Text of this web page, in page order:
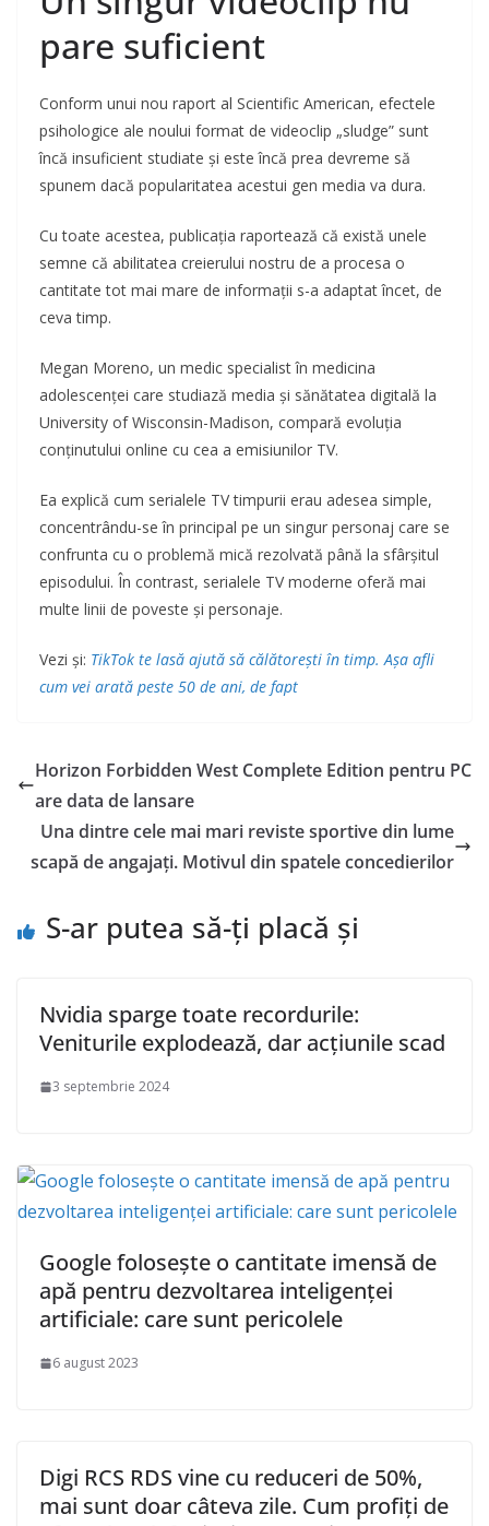
pare suficient
Conform unui nou raport al Scientific American, efectele
psihologice ale noului format de videoclip „sludge” sunt
încă insuficient studiate și este încă prea devreme să
spunem dacă popularitatea acestui gen media va dura.
Cu toate acestea, publicația raportează că există unele
semne că abilitatea creierului nostru de a procesa o
cantitate tot mai mare de informații s-a adaptat încet, de
ceva timp.
Megan Moreno, un medic specialist în medicina
adolescenței care studiază media și sănătatea digitală la
University of Wisconsin-Madison, compară evoluția
conținutului online cu cea a emisiunilor TV.
Ea explică cum serialele TV timpurii erau adesea simple,
concentrându-se în principal pe un singur personaj care se
confrunta cu o problemă mică rezolvată până la sfârșitul
episodului. În contrast, serialele TV moderne oferă mai
multe linii de poveste și personaje.
Vezi și: TikTok te lasă ajută să călătorești în timp. Așa afli
cum vei arată peste 50 de ani, de fapt
Horizon Forbidden West Complete Edition pentru PC
are data de lansare
Una dintre cele mai mari reviste sportive din lume
scapă de angajați. Motivul din spatele concedierilor
S-ar putea să-ți placă și
Nvidia sparge toate recordurile:
Veniturile explodează, dar acţiunile scad
3 septembrie 2024
Google folosește o cantitate imensă de
apă pentru dezvoltarea inteligenței
artificiale: care sunt pericolele
6 august 2023
Digi RCS RDS vine cu reduceri de 50%,
mai sunt doar câteva zile. Cum profiți de